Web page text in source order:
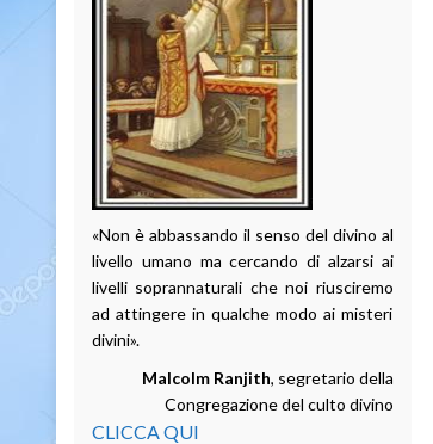
«Non è abbassando il senso del divino al
livello umano ma cercando di alzarsi ai
livelli soprannaturali che noi riusciremo
ad attingere in qualche modo ai misteri
divini».
Malcolm Ranjith, segretario della
Congregazione del culto divino
CLICCA QUI